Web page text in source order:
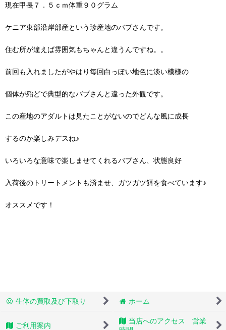
現在甲長７．５ｃｍ体重９０グラム
ケニア東部沿岸部産という珍産地のバブさんです。
住む所が違えば雰囲気もちゃんと違うんですね。。
前回も入れましたがやはり毎回白っぽい地色に淡い模様の
個体が殆どで典型的なバブさんと違った外観です。
この産地のアダルトは見たことがないのでどんな風に成長
するのか楽しみデスね♪
いろいろな意味で楽しませてくれるバブさん、状態良好
入荷後のトリートメントも済ませ、ガツガツ餌を食べています♪
オススメです！
生体の買取及び下取り ホーム
ご利用案内
当店へのアクセス 営業